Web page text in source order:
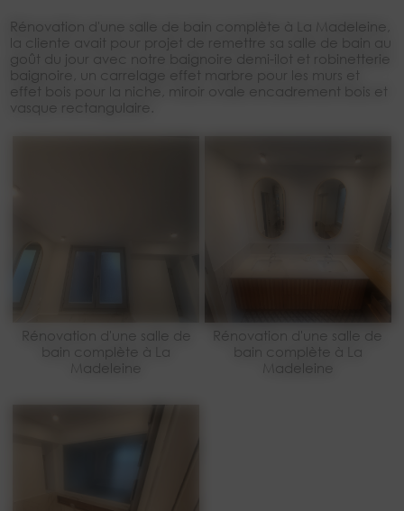
Rénovation d'une salle de bain complète à La Madeleine,
la cliente avait pour projet de remettre sa salle de bain au
goût du jour avec notre baignoire demi-ilot et robinetterie
baignoire, un carrelage effet marbre pour les murs et
effet bois pour la niche, miroir ovale encadrement bois et
vasque rectangulaire.
Rénovation d'une salle de
bain complète à La
Madeleine
Rénovation d'une salle de
bain complète à La
Madeleine